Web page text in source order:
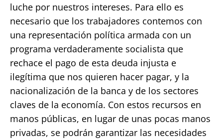
luche por nuestros intereses. Para ello es
necesario que los trabajadores contemos con
una representación política armada con un
programa verdaderamente socialista que
rechace el pago de esta deuda injusta e
ilegítima que nos quieren hacer pagar, y la
nacionalización de la banca y de los sectores
claves de la economía. Con estos recursos en
manos públicas, en lugar de unas pocas manos
privadas, se podrán garantizar las necesidades